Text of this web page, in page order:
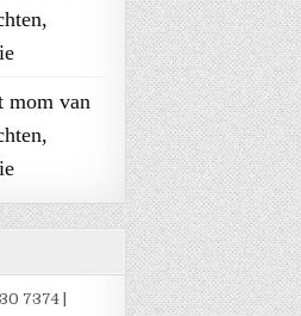
mom van
7374 |